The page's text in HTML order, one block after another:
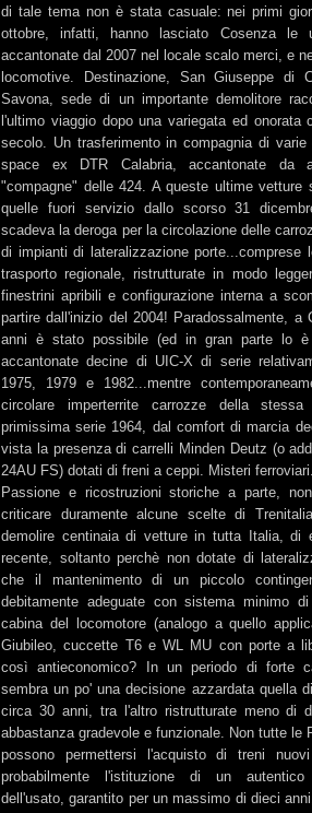
di tale tema non è stata casuale: nei primi
ottobre, infatti, hanno lasciato Cosenza le
accantonate dal 2007 nel locale scalo merci, e
locomotive. Destinazione, San Giuseppe di
Savona, sede di un importante demolitore
l'ultimo viaggio dopo una variegata ed onorata
secolo. Un trasferimento in compagnia di varie
space ex DTR Calabria, accantonate da
"compagne" delle 424. A queste ultime vetture
quelle fuori servizio dallo scorso 31
scadeva la deroga per la circolazione delle
di impianti di lateralizzazione porte...comprese
trasporto regionale, ristrutturate in modo
finestrini apribili e configurazione interna a
partire dall'inizio del 2004! Paradossalmente, a
anni è stato possibile (ed in gran parte lo è
accantonate decine di UIC-X di serie
1975, 1979 e 1982...mentre
circolare imperterrite carrozze della
primissima serie 1964, dal comfort di marcia
vista la presenza di carrelli Minden Deutz (o
24AU FS) dotati di freni a ceppi. Misteri
Passione e ricostruzioni storiche a parte,
criticare duramente alcune scelte di
demolire centinaia di vetture in tutta Italia, di
recente, soltanto perchè non dotate di
che il mantenimento di un piccolo
debitamente adeguate con sistema minimo
cabina del locomotore (analogo a quello
Giubileo, cuccette T6 e WL MU con porte a
così antieconomico? In un periodo di forte
sembra un po' una decisione azzardata quella
circa 30 anni, tra l'altro ristrutturate meno di
abbastanza gradevole e funzionale. Non tutte le
possono permettersi l'acquisto di treni
probabilmente l'istituzione di un autentico
dell'usato, garantito per un massimo di dieci